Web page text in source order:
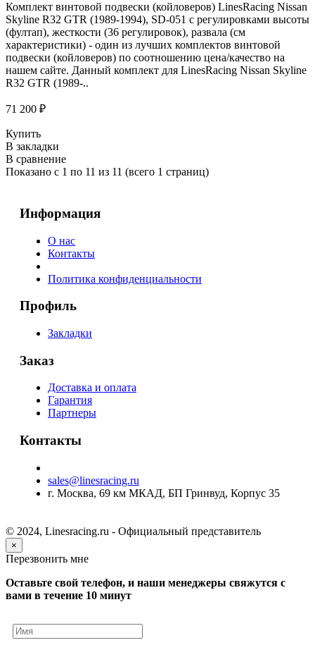
Комплект винтовой подвески (койловеров) LinesRacing Nissan
Skyline R32 GTR (1989-1994), SD-051 с регулировками высоты
(фултап), жесткости (36 регулировок), развала (см
характеристики) - один из лучших комплектов винтовой
подвески (койловеров) по соотношению цена/качество на
нашем сайте. Данный комплект для LinesRacing Nissan Skyline
R32 GTR (1989-..
71 200 ₽
Купить
В закладки
В сравнение
Показано с 1 по 11 из 11 (всего 1 страниц)
Информация
О нас
Контакты
Политика конфиденциальности
Профиль
Закладки
Заказ
Доставка и оплата
Гарантия
Партнеры
Контакты
sales@linesracing.ru
г. Москва, 69 км МКАД, БП Гринвуд, Корпус 35
© 2024, Linesracing.ru - Официальный представитель
×
Перезвонить мне
Оставьте свой телефон, и наши менеджеры свяжутся с
вами в течение 10 минут